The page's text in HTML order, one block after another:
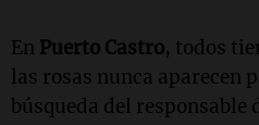
En Puerto Castro, todos
las rosas nunca aparecen
búsqueda del responsable